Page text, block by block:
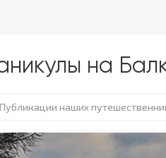
на
Публикации наших